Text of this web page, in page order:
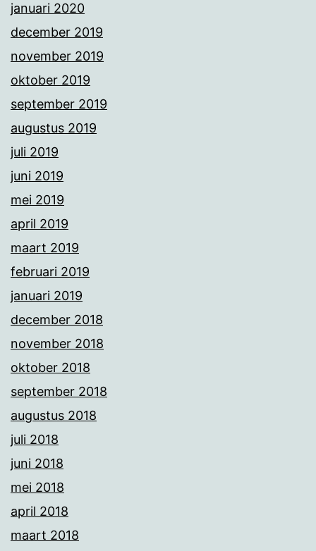
januari 2020
december 2019
november 2019
oktober 2019
september 2019
augustus 2019
juli 2019
juni 2019
mei 2019
april 2019
maart 2019
februari 2019
januari 2019
december 2018
november 2018
oktober 2018
september 2018
augustus 2018
juli 2018
juni 2018
mei 2018
april 2018
maart 2018